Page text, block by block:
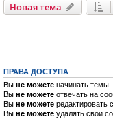
Новая тема
ПРАВА ДОСТУПА
Вы не можете начинать темы
Вы не можете отвечать на
Вы не можете редактировать
Вы не можете удалять свои